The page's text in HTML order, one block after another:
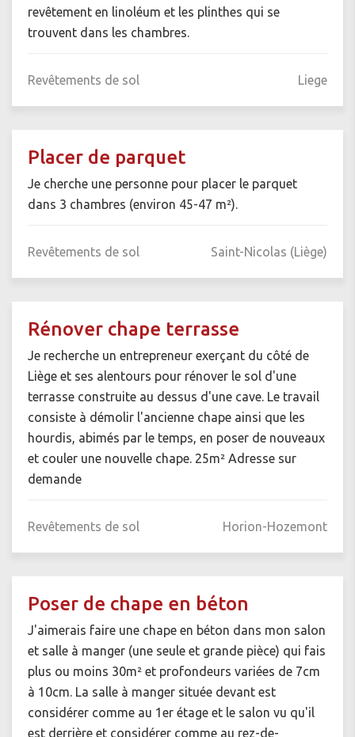
revêtement en linoléum et les plinthes qui se
trouvent dans les chambres.
Revêtements de sol Liege
Placer de parquet
Je cherche une personne pour placer le parquet
dans 3 chambres (environ 45-47 m²).
Revêtements de sol Saint-Nicolas (Liège)
Rénover chape terrasse
Je recherche un entrepreneur exerçant du côté de
Liège et ses alentours pour rénover le sol d'une
terrasse construite au dessus d'une cave. Le travail
consiste à démolir l'ancienne chape ainsi que les
hourdis, abimés par le temps, en poser de nouveaux
et couler une nouvelle chape. 25m² Adresse sur
demande
Revêtements de sol Horion-Hozemont
Poser de chape en béton
J'aimerais faire une chape en béton dans mon salon
et salle à manger (une seule et grande pièce) qui fais
plus ou moins 30m² et profondeurs variées de 7cm
à 10cm. La salle à manger située devant est
considérer comme au 1er étage et le salon vu qu'il
est derrière et considérer comme au rez-de-